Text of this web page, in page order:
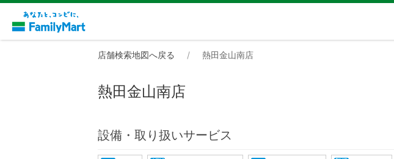
店舗検索地図へ戻る 熱田金山南店
熱田金山南店
設備・取り扱いサービス